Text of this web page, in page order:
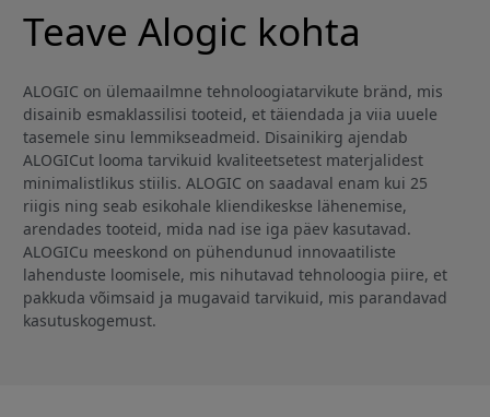
Teave Alogic kohta
ALOGIC on ülemaailmne tehnoloogiatarvikute bränd, mis
disainib esmaklassilisi tooteid, et täiendada ja viia uuele
tasemele sinu lemmikseadmeid. Disainikirg ajendab
ALOGICut looma tarvikuid kvaliteetsetest materjalidest
minimalistlikus stiilis. ALOGIC on saadaval enam kui 25
riigis ning seab esikohale kliendikeskse lähenemise,
arendades tooteid, mida nad ise iga päev kasutavad.
ALOGICu meeskond on pühendunud innovaatiliste
lahenduste loomisele, mis nihutavad tehnoloogia piire, et
pakkuda võimsaid ja mugavaid tarvikuid, mis parandavad
kasutuskogemust.